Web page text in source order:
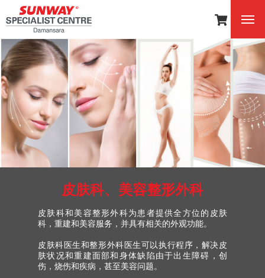
皮肤科、美容整形外科
皮肤科和美容整形外科为患者提供全方位的皮肤
科，重建和美容服务，并具有相关的外观功能。
皮肤科医生和整形外科医生可以执行程序，解决皮
肤状况和重建面部和身体缺陷由于出生障碍，创
伤，烧伤和疾病，甚至美容问题。